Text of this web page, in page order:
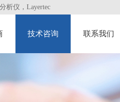
析仪，Layertec
技术咨询 联系我们